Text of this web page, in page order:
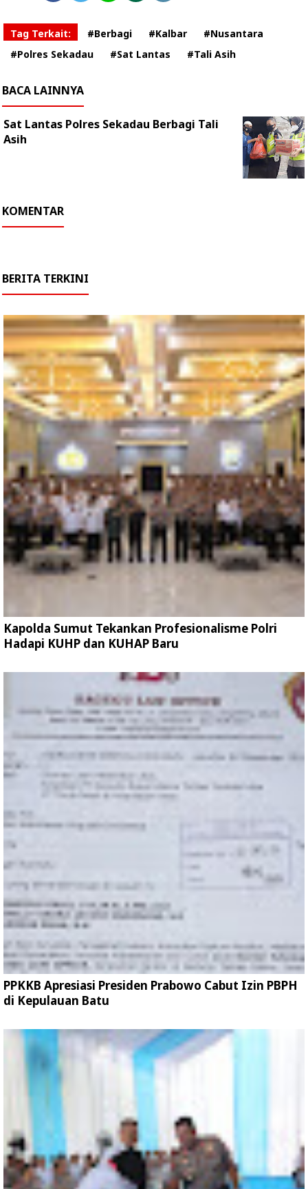
Tag Terkait: #Berbagi #Kalbar
#Nusantara
#Polres Sekadau
#Sat Lantas #Tali Asih
BACA LAINNYA
Sat Lantas Polres Sekadau Berbagi Tali
Asih
KOMENTAR
BERITA TERKINI
Kapolda Sumut Tekankan Profesionalisme Polri
Hadapi KUHP dan KUHAP Baru
PPKKB Apresiasi Presiden Prabowo Cabut Izin PBPH
di Kepulauan Batu